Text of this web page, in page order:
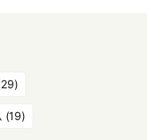
(19)